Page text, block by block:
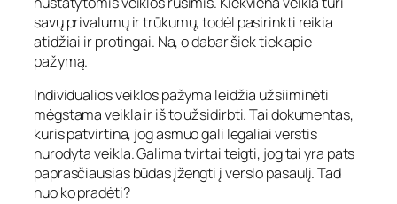
savų privalumų ir trūkumų, todėl pasirinkti reikia
atidžiai ir protingai. Na, o dabar šiek tiek apie
pažymą.
Individualios veiklos pažyma leidžia užsiiminėti
mėgstama veikla ir iš to užsidirbti. Tai dokumentas,
kuris patvirtina, jog asmuo gali legaliai verstis
nurodyta veikla. Galima tvirtai teigti, jog tai yra pats
paprasčiausias būdas įžengti į verslo pasaulį. Tad
nuo ko pradėti?